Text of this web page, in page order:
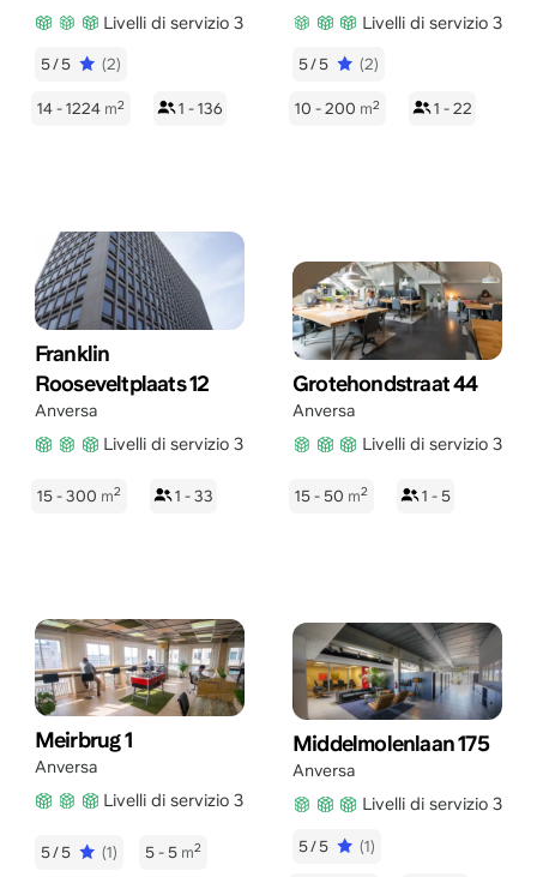
Livelli di servizio 3
5/5 (2)
14 - 1224 m2 1 - 136
Livelli di servizio 3
5/5 (2)
10 - 200 m2 1 - 22
Franklin
Rooseveltplaats 12
Anversa
Livelli di servizio 3
15 - 300 m2 1 - 33
Grotehondstraat 44
Anversa
Livelli di servizio 3
15 - 50 m2 1 - 5
Meirbrug 1
Anversa
Livelli di servizio 3
5/5 (1) 5 - 5 m2
Middelmolenlaan 175
Anversa
Livelli di servizio 3
5/5 (1)